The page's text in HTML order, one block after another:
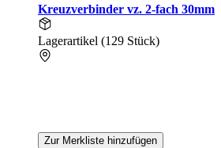
Kreuzverbinder vz. 2-fach 30mm
Lagerartikel (129 Stück)
Zur Merkliste hinzufügen